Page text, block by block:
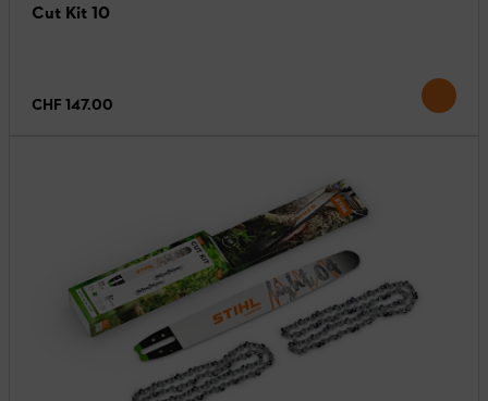
Cut Kit 10
CHF 147.00